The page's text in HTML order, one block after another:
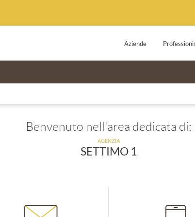
Aziende
Benvenuto nell'area dedicata di:
AGENZIA
SETTIMO 1